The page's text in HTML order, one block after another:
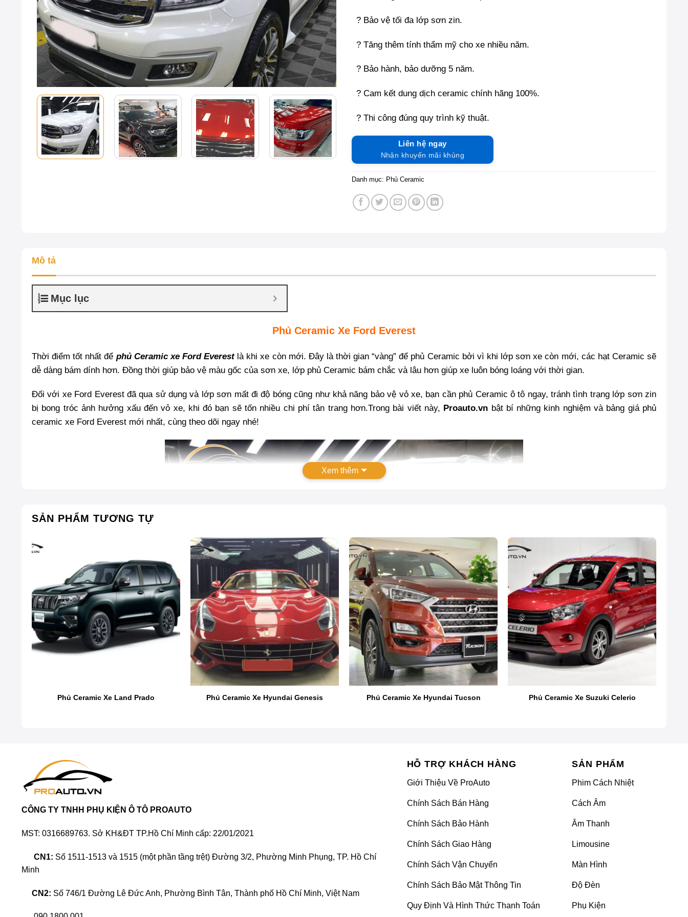
? Bảo vệ tối đa lớp sơn zin.
? Tăng thêm tính thẩm mỹ cho xe nhiều năm.
? Bảo hành, bảo dưỡng 5 năm.
? Cam kết dung dịch ceramic chính hãng 100%.
? Thi công đúng quy trình kỹ thuật.
Liên hệ ngay
Nhận khuyến mãi khủng
Danh mục: Phủ Ceramic
Mô tả
Mục lục
Phủ Ceramic Xe Ford Everest
Thời điểm tốt nhất để phủ Ceramic xe Ford Everestlà khi xe còn mới. Đây là thời gian “vàng” để phủ Ceramic bởi vì khi lớp sơn xe còn mới, các hạt Ceramic sẽ
dễ dàng bám dính hơn. Đồng thời giúp bảo vệ màu gốc của sơn xe, lớp phủ Ceramic bám chắc và lâu hơn giúp xe luôn bóng loáng với thời gian.
Đối với xe Ford Everest đã qua sử dụng và lớp sơn mất đi độ bóng cũng như khả năng bảo vệ vỏ xe, bạn cần phủ Ceramic ô tô ngay, tránh tình trạng lớp sơn zin
bị bong tróc ảnh hưởng xấu đến vỏ xe, khi đó bạn sẽ tốn nhiều chi phí tân trang hơn.Trong bài viết này, Proauto.vn bật bí những kinh nghiệm và bảng giá phủ
ceramic xe Ford Everest mới nhất, cùng theo dõi ngay nhé!
Phủ ceramic ô tô hay còn gọi phủ nano ceramic (phủ gốm ceramic, phủ sứ ceramic, phủ men, phủ thủy tinh) là phủ lên bề mặt ô tô một lớp bảo vệ được làm từ
các phân tử gốm siêu nhỏ, kích cỡ được tính bằng nanomet. Các hạt này tạo thành một lớp rất mỏng, hoàn toàn trong suốt, lấp đầy tất cả những lỗ nhỏ li ti trên bề
mặt sơn, kính mà mắt thường không nhìn thấy được, làm cho bề mặt xe trở nên không thấm nước, đồng thời có khả năng chống tia cực tím, trầy xước, hóa chất,
Phủ ceramic ô tô có tính năng tự làm sạch giúp dễ dàng loại bỏ các vết bám như xác côn trùng, phân chim,…tăng độ bóng, lấp lánh và vẻ đẹp của lớp sơn tự
nhiên, hiệu ứng phản chiếu như gương giúp xe luôn trở nên sáng bóng và mới như lúc ban đầu.
Phương pháp phủ ceramic này khá phổ biến tại nước ngoài để làm đẹp và bảo vệ cho xe. Có nhiều loại ceramic khác nhau để phủ lên những bộ phận xe khác nhau
như: ceramic nền sơn, ceramic phủ nhựa nhám, ceramic phủ kính sơn, ceramic phủ vành mâm,…
Xem thêm
SẢN PHẨM TƯƠNG TỰ
Phủ Ceramic Xe Land Prado Phủ Ceramic Xe Hyundai Genesis Phủ Ceramic Xe Hyundai Tucson Phủ Ceramic Xe Suzuki Celerio
CÔNG TY TNHH PHỤ KIỆN Ô TÔ PROAUTO
MST: 0316689763. Sở KH&ĐT TP.Hồ Chí Minh cấp: 22/01/2021
CN1: Số 1511-1513 và 1515 (một phần tầng trệt) Đường 3/2, Phường Minh Phụng, TP. Hồ Chí
Minh
CN2: Số 746/1 Đường Lê Đức Anh, Phường Bình Tân, Thành phố Hồ Chí Minh, Việt Nam
HỖ TRỢ KHÁCH HÀNG
Giới Thiệu Về ProAuto
Chính Sách Bán Hàng
Chính Sách Bảo Hành
Chính Sách Giao Hàng
Chính Sách Vận Chuyển
Chính Sách Bảo Mật Thông Tin
Quy Định Và Hình Thức Thanh Toán
SẢN PHẨM
Phim Cách Nhiệt
Cách Âm
Âm Thanh
Limousine
Màn Hình
Độ Đèn
Phụ Kiện